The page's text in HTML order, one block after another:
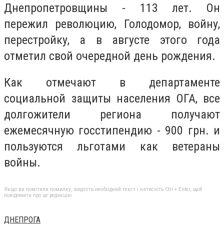
Днепропетровщины - 113 лет. Он
пережил революцию, Голодомор, войну,
перестройку, а в августе этого года
отметил свой очередной день рождения.
Как отмечают в департаменте
социальной защиты населения ОГА, все
долгожители региона получают
ежемесячную госстипендию - 900 грн. и
пользуются льготами как ветераны
войны.
Якщо ви помітили помилку, виділіть необхідний текст і натисніть Ctrl + Enter, щоб
повідомити про це редакцію
ДНЕПРОГА